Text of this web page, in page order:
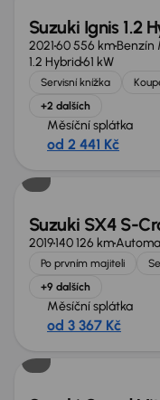
Suzuki Ignis 1.2
202160 556 kmBenzín
1.2 Hybrid61 kW
Servisní knížka
+2 dalších
Měsíční splátka
od 2 441 Kč
Nově v nabídce
Suzuki SX4 S-
2019140 126 km
Po prvním majiteli
+9 dalších
Měsíční splátka
od 3 367 Kč